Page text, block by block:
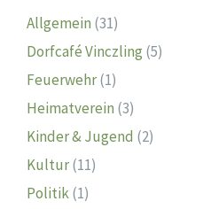
Allgemein (31)
Dorfcafé Vinczling (5)
Feuerwehr(1)
Heimatverein (3)
Kinder & Jugend (2)
Kultur(11)
Politik(1)